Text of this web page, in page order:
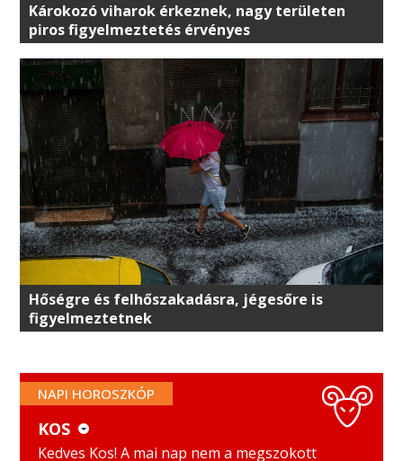
Károkozó viharok érkeznek, nagy területen
piros figyelmeztetés érvényes
Hőségre és felhőszakadásra, jégesőre is
figyelmeztetnek
NAPI HOROSZKÓP
KOS
KOS
Kedves Kos! A mai nap nem a megszokott